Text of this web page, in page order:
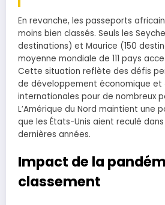
En revanche, les passeports
moins bien classés. Seuls les
destinations) et Maurice (150
moyenne mondiale de 111 pays
Cette situation reflète des défis
de développement économique et
internationales pour de nombreux
L’Amérique du Nord maintient une
que les États-Unis aient reculé
dernières années.
Impact de la
classement